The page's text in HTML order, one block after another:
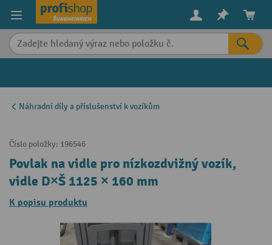
content
Náhradní díly a příslušenství k vozíkům
Číslo položky: 196546
Povlak na vidle pro nízkozdvižný vozík,
vidle D×Š 1125 × 160 mm
K popisu produktu